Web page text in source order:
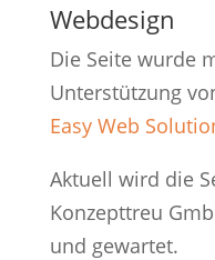
Webdesign
Die Seite wurde
Unterstützung
Easy Web
Aktuell wird die
Konzepttreu
und gewartet.